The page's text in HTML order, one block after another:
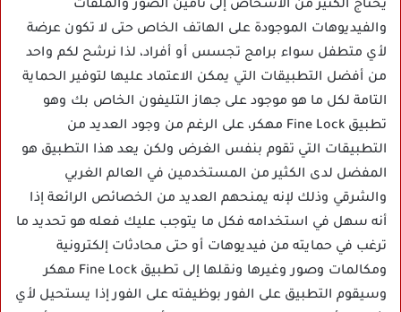
يحتاج الكثير من الأشخاص إلى تأمين الصور والملفات
والفيديوهات الموجودة على الهاتف الخاص حتى لا تكون عرضة
لأي متطفل سواء برامج تجسس أو أفراد، لذا نرشح لكم واحد
من أفضل التطبيقات التي يمكن الاعتماد عليها لتوفير الحماية
التامة لكل ما هو موجود على جهاز التليفون الخاص بك وهو
تطبيق Fine Lock مهكر، على الرغم من وجود العديد من
التطبيقات التي تقوم بنفس الغرض ولكن يعد هذا التطبيق هو
المفضل لدى الكثير من المستخدمين في العالم الغربي
والشرقي وذلك لإنه يمنحهم العديد من الخصائص الرائعة إذا
أنه سهل في استخدامه فكل ما يتوجب عليك فعله هو تحديد ما
ترغب في حمايته من فيديوهات أو حتى محادثات إلكترونية
ومكالمات وصور وغيرها ونقلها إلى تطبيق Fine Lock مهكر
وسيقوم التطبيق على الفور بوظيفته على الفور إذا يستحيل لأي